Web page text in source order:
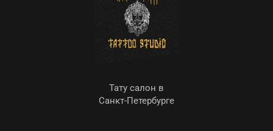
Тату салон в
Санкт-Петербурге